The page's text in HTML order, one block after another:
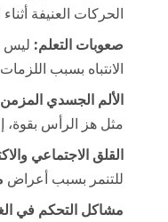
الحركات العنيفة
صعوبات التعلم: ليس
الانتباه بسبب
الألم الجسدي
مثل هز الرأس بقوة،
القلق الاجتماعي
للتنمر بسبب أعراض
مشاكل التحكم في